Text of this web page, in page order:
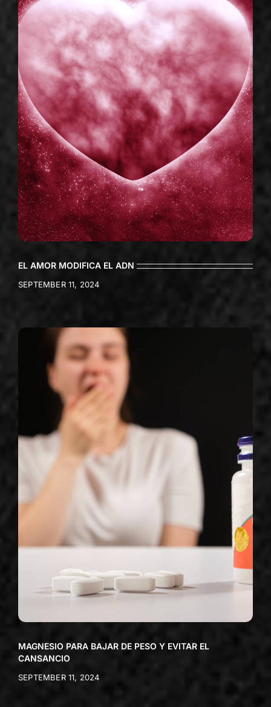
EL AMOR MODIFICA EL ADN
SEPTEMBER 11, 2024
MAGNESIO PARA BAJAR DE PESO Y EVITAR EL
CANSANCIO
SEPTEMBER 11, 2024